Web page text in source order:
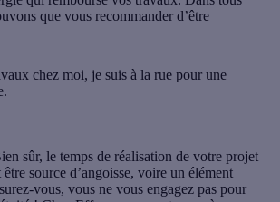
que vous recommander d’être
chez moi, je suis à la rue pour une
sûr, le temps de réalisation de votre projet
source d’angoisse, voire un élément
vous, vous ne vous engagez pas pour